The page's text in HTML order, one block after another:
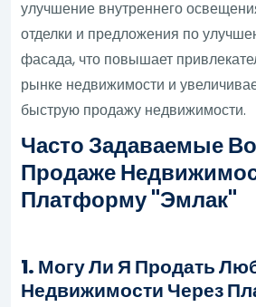
улучшение внутреннего
отделки и предложения по
фасада, что повышает
рынке недвижимости и
быструю продажу недвижимости.
Часто Задаваемые
Продаже
Платформу "Эмлак"
1. Могу Ли Я Продать
Недвижимости Через